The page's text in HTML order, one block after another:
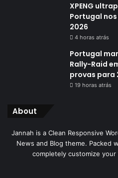
XPENG
Portugal
2026
4 horas atrás
Portugal
Rally-Raid
provas para
19 horas atrás
About
Jannah is a Clean Responsive
News and Blog theme. Packed
completely customize